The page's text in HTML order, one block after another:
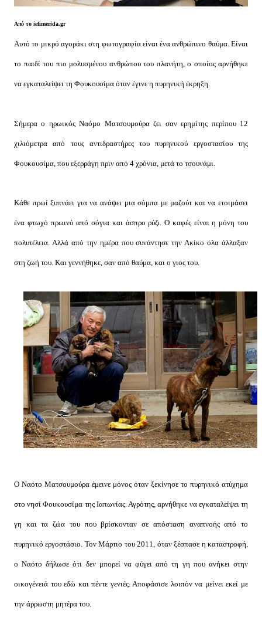
Από το iefimerida.gr
Αυτό το μικρό αγοράκι στη φωτογραφία είναι ένα ανθρώπινο θαύμα. Είναι
το παιδί του πιο μολυσμένου ανθρώπου του πλανήτη, ο οποίος αρνήθηκε
να εγκαταλείψει τη Φουκουσίμα όταν έγινε η πυρηνική έκρηξη.
Σήμερα ο ηρωικός Ναόμο Ματσουμούρα ζει σαν ερημίτης περίπου 12
χιλιόμετρα από τους αντιδραστήρες του πυρηνικού εργοστασίου της
Φουκουσίμα, που εξερράγη πριν από 4 χρόνια, μετά το τσουνάμι.
Κάθε πρωί ξυπνάει για να ανάψει μια σόμπα με μαζούτ και να ετοιμάσει
ένα φτωχό πρωινό από σόγια και άσπρο ρύζι. Ο καφές είναι η μόνη του
πολυτέλεια. Αλλά από την ημέρα που συνάντησε την Ακίκο όλα άλλαξαν
στη ζωή του. Και γεννήθηκε, σαν από θαύμα, και ο γιος του.
O Nαότο Ματσουμούρα έμεινε μόνος όταν ξεκίνησε το πυρηνικό ατύχημα
στο νησί Φουκουσίμα της Ιαπωνίας. Αγρότης, αρνήθηκε να εγκαταλείψει τη
γη και τα ζώα του που βρίσκονταν σε απόσταση αναπνοής από το
πυρηνικό εργοστάσιο. Τον Μάρτιο του 2011, όταν ξέσπασε η καταστροφή,
ο Ναότο δήλωσε ότι δεν μπορεί να φύγει από τη γη που ανήκει στην
οικογένειά του εδώ και πέντε γενιές. Αποφάσισε λοιπόν να μείνει εκεί με
την άρρωστη μητέρα του.